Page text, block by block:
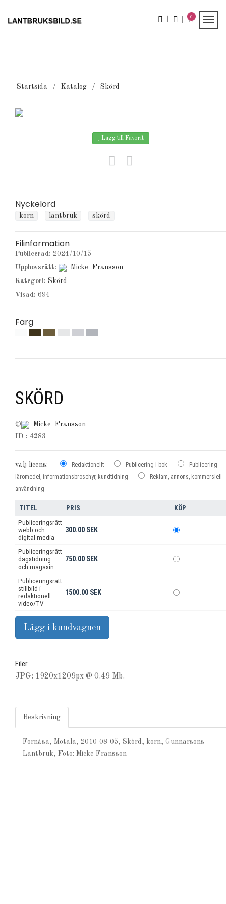
0
Startsida Katalog Skörd
Lägg till Favorit
Nyckelord
korn lantbruk skörd
Filinformation
Publicerad: 2024/10/15
Upphovsrätt:
Micke Fransson
Kategori: Skörd
Visad: 694
Färg
SKÖRD
©
Micke Fransson
ID : 4283
välj licens: Redaktionellt Publicering i bok
Publicering
läromedel, informationsbroschyr, kundtidning
Reklam, annons, kommersiell
användning
TITEL PRIS
KÖP
Publiceringsrätt
webb och
digital media
300.00 SEK
Publiceringsrätt
dagstidning
och magasin
750.00 SEK
Publiceringsrätt
stillbild i
redaktionell
video/TV
1500.00 SEK
Filer:
JPG: 1920x1209px @ 0.49 Mb.
Beskrivning
Fornåsa, Motala, 2010-08-05, Skörd, korn, Gunnarsons
Lantbruk, Foto: Micke Fransson